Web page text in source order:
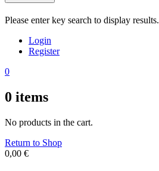
Please enter key search to display results.
Login
Register
0
0 items
No products in the cart.
Return to Shop
0,00 €